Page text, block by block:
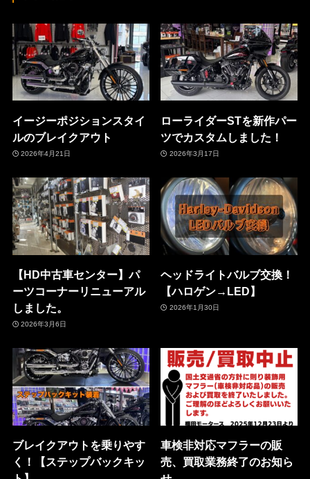
イージーポジションスタイ
ルのブレイクアウト
2026年4月21日
ローライダーSTを新作パー
ツでカスタムしました！
2026年3月17日
【HD中古車センター】パ
ーツコーナーリニューアル
しました。
2026年3月6日
ヘッドライトバルブ交換！
【ハロゲン→LED】
2026年1月30日
ブレイクアウトを乗りやす
く！【ステップバックキッ
車検非対応マフラーの販
売、買取業務終了のお知ら